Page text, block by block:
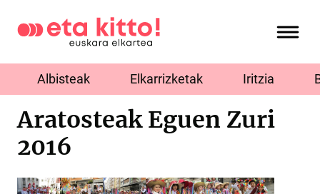
Albisteak Elkarrizketak Iritzia
Aratosteak Eguen Zuri
2016